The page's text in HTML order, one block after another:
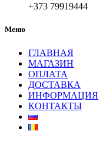
+373 79919444
Меню
ГЛАВНАЯ
МАГАЗИН
ОПЛАТА
ДОСТАВКА
ИНФОРМАЦИЯ
КОНТАКТЫ